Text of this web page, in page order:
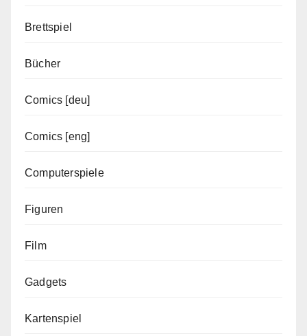
Brettspiel
Bücher
Comics [deu]
Comics [eng]
Computerspiele
Figuren
Film
Gadgets
Kartenspiel